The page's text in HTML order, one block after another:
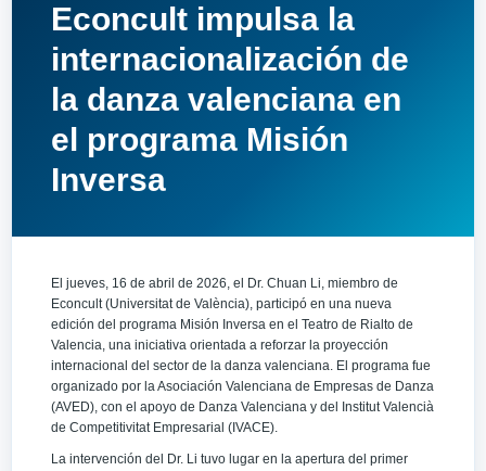
Econcult impulsa la
internacionalización de
la danza valenciana en
el programa Misión
Inversa
El jueves, 16 de abril de 2026, el Dr. Chuan Li, miembro de
Econcult (Universitat de València), participó en una nueva
edición del programa Misión Inversa en el Teatro de Rialto de
Valencia, una iniciativa orientada a reforzar la proyección
internacional del sector de la danza valenciana. El programa fue
organizado por la Asociación Valenciana de Empresas de Danza
(AVED), con el apoyo de Danza Valenciana y del Institut Valencià
de Competitivitat Empresarial (IVACE).
La intervención del Dr. Li tuvo lugar en la apertura del primer